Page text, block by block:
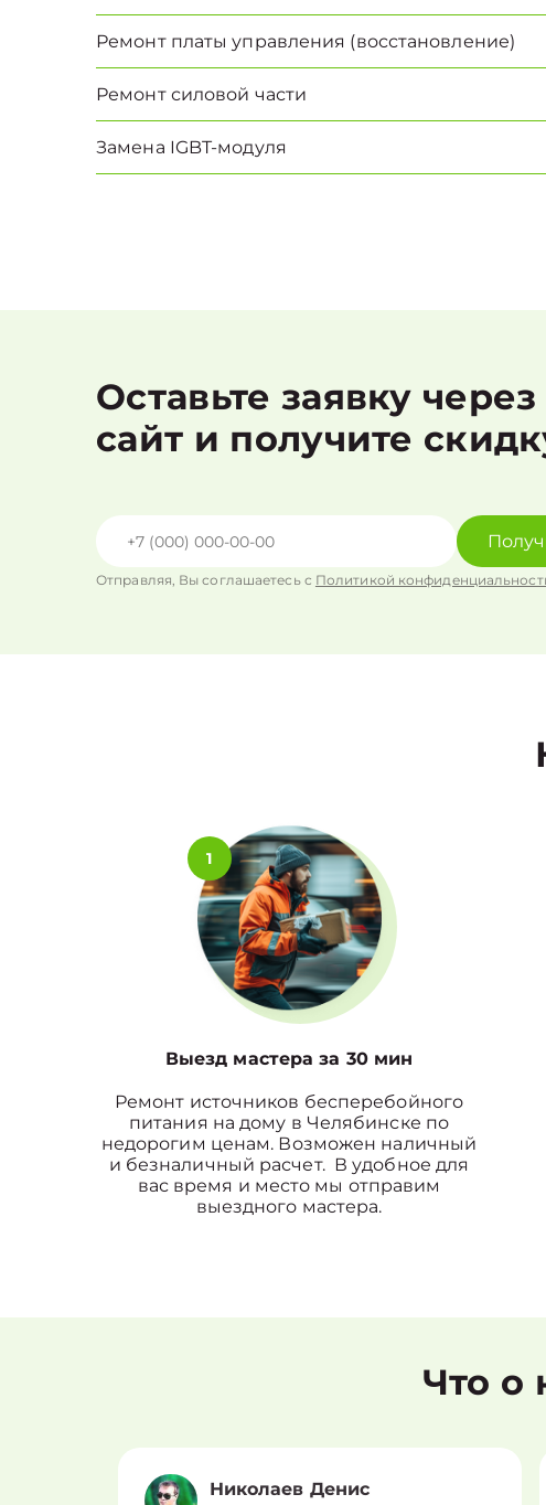
Ремонт платы управления (восстановление)
Ремонт силовой части
Замена IGBT-модуля
Оставьте заявку через
сайт и получите
Отправляя, Вы соглашаетесь с Политикой
1
Выезд мастера за 30 мин
Ремонт источников бесперебойного
питания на дому в Челябинске по
недорогим ценам. Возможен наличный
и безналичный расчет. В удобное для
вас время и место мы отправим
выездного мастера.
Что о
Николаев Денис